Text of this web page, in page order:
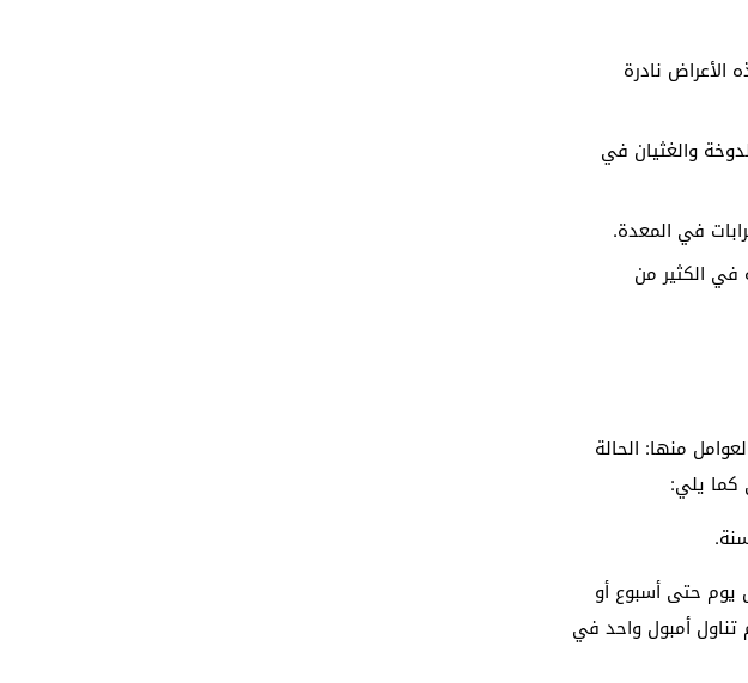
الأعراض نادرة
والغثيان في
في المعدة.
في الكثير من
منها: الحالة
كما يلي:
1 أمبول من الدواء كل يوم حتى أسبوع أو
تناول أمبول واحد في